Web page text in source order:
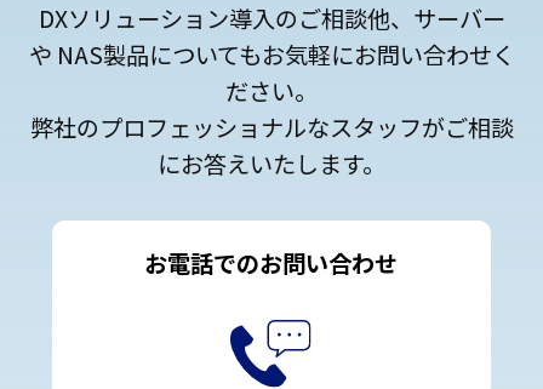
DXソリューション導入のご相談他、サーバー
や NAS製品についてもお気軽にお問い合わせく
ださい。
弊社のプロフェッショナルなスタッフがご相談
にお答えいたします。
お電話でのお問い合わせ